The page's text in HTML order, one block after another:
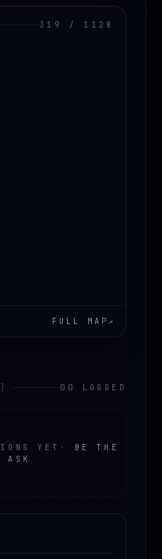
319 / 1128
FULL MAP ↗
] 00 LOGGED
YET ·
BE THE
ASK